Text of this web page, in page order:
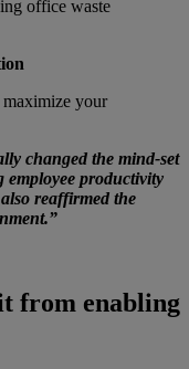
office waste
maximize your
changed the mind-set
productivity
reaffirmed the
from enabling